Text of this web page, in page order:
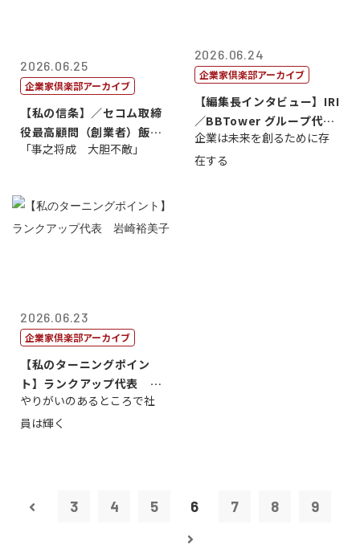
2026.06.25
企業家倶楽部アーカイブ
【私の信条】／セコム取締
役最高顧問（創業者）飯田
亮
「事之将成 大胆不敵」
2026.06.24
企業家倶楽部アーカイブ
【編集長インタビュー】IRI
／BBTower グループ代表
藤...
企業は未来を創るために存
在する
2026.06.23
企業家倶楽部アーカイブ
【私のターニングポイン
ト】ランクアップ代表 岩
崎裕美子
やりがいのあるところで社
員は輝く
3 4 5 6 7 8 9